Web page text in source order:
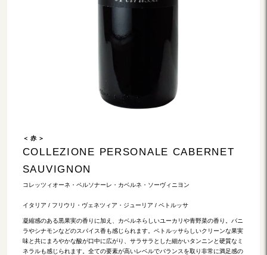
＜ 赤 ＞
COLLEZIONE PERSONALE CABERNET
SAUVIGNON
コレッツィオーネ・ペルソナーレ・カベルネ・ソーヴィニヨン
イタリア / フリウリ・ヴェネツィア・ジューリア / ペトルッサ
凝縮感のある黒果実の香りに加え、カベルネらしいユーカリや青野菜の香り。バニ
ラやシナモンなどのスパイス香も感じられます。ペトルッサらしいクリーンな果実
味と共にまろやかな酸が口中に広がり、サラサラとした細かいタンニンと硬質なミ
ネラルも感じられます。全ての要素が高いレベルでバランスを取り非常に満足感の